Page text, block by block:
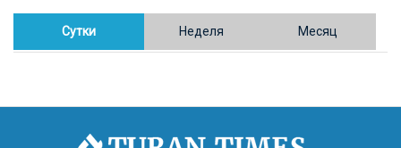
Полицейские пресекли незаконное выращивание
конопли в Таразе
Казахстан возглавил Договор о зоне, свободной от
Сутки Неделя Месяц